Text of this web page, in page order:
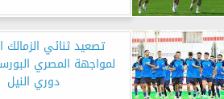
تصعيد ثنائي الزمالك
لمواجهة المصري
دوري النيل